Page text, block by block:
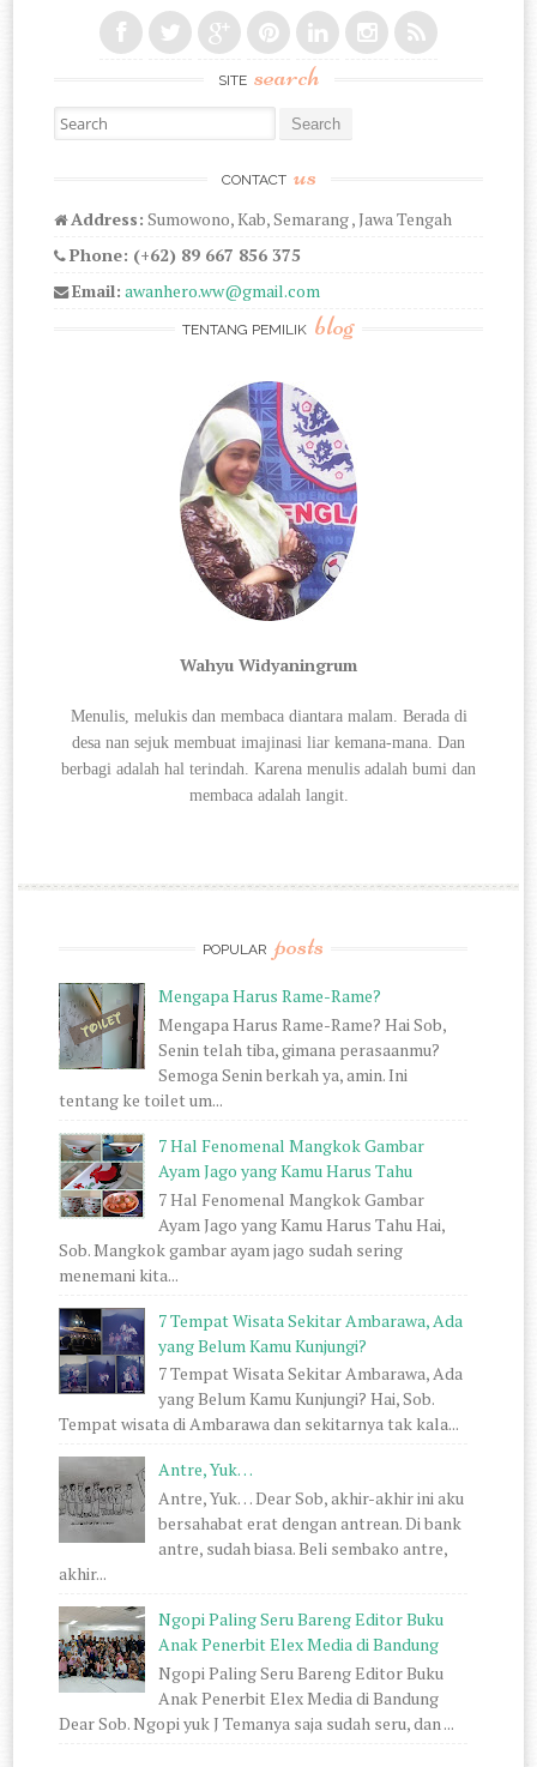
SITE search
Search for:
CONTACT us
Address: Sumowono, Kab, Semarang , Jawa Tengah
Phone: (+62) 89 667 856 375
Email: awanhero.ww@gmail.com
TENTANG PEMILIK blog
Wahyu Widyaningrum
Menulis, melukis dan membaca diantara malam. Berada di
desa nan sejuk membuat imajinasi liar kemana-mana. Dan
berbagi adalah hal terindah. Karena menulis adalah bumi dan
membaca adalah langit.
POPULAR posts
Mengapa Harus Rame-Rame?
Mengapa Harus Rame-Rame? Hai Sob,
Senin telah tiba, gimana perasaanmu?
Semoga Senin berkah ya, amin. Ini
tentang ke toilet um...
7 Hal Fenomenal Mangkok Gambar
Ayam Jago yang Kamu Harus Tahu
7 Hal Fenomenal Mangkok Gambar
Ayam Jago yang Kamu Harus Tahu Hai,
Sob. Mangkok gambar ayam jago sudah sering
menemani kita...
7 Tempat Wisata Sekitar Ambarawa, Ada
yang Belum Kamu Kunjungi?
7 Tempat Wisata Sekitar Ambarawa, Ada
yang Belum Kamu Kunjungi? Hai, Sob.
Tempat wisata di Ambarawa dan sekitarnya tak kala...
Antre, Yuk…
Antre, Yuk… Dear Sob, akhir-akhir ini aku
bersahabat erat dengan antrean. Di bank
antre, sudah biasa. Beli sembako antre,
akhir...
Ngopi Paling Seru Bareng Editor Buku
Anak Penerbit Elex Media di Bandung
Ngopi Paling Seru Bareng Editor Buku
Anak Penerbit Elex Media di Bandung
Dear Sob. Ngopi yuk J Temanya saja sudah seru, dan ...